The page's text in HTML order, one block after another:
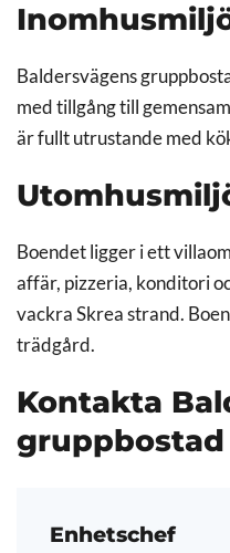
Baldersvägens
med tillgång till
är fullt utrustande med
Boendet ligger i ett
affär, pizzeria, konditori
vackra Skrea strand.
trädgård.
Kontakta
gruppbostad
Enhetschef